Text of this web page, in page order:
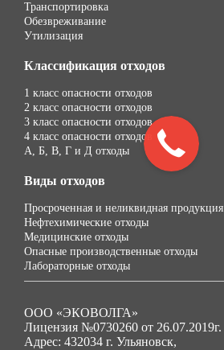
Транспортировка
Обезвреживание
Утилизация
Классификация отходов
1 класс опасности отходов
2 класс опасности отходов
3 класс опасности отходов
4 класс опасности отходов
А, Б, В, Г и Д отходы
Виды отходов
Просроченная и неликвидная продукция
Нефтехимические отходы
Медицинские отходы
Опасные производственные отходы
Лабораторные отходы
ООО «ЭКОВОЛГА»
Лицензия №0730260 от 26.07.2019г.
Адрес: 432034 г. Ульяновск,